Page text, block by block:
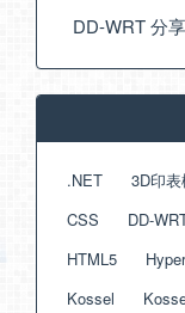
DD-WRT 分
.NET 3D印
CSS
DD-
HTML5
Kossel